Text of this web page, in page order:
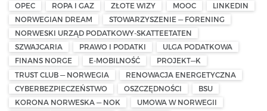
OPEC
ROPA I GAZ ZŁOTE WIZY MOOC
LINKEDIN
NORWEGIAN DREAM
STOWARZYSZENIE — FORENING
NORWESKI URZĄD PODATKOWY-SKATTEETATEN
SZWAJCARIA
PRAWO I PODATKI
ULGA PODATKOWA
FINANS NORGE
E-MOBILNOŚĆ
PROJEKT—K
TRUST CLUB — NORWEGIA
RENOWACJA ENERGETYCZNA
CYBERBEZPIECZEŃSTWO
OSZCZĘDNOŚCI
BSU
KORONA NORWESKA — NOK
UMOWA W NORWEGII